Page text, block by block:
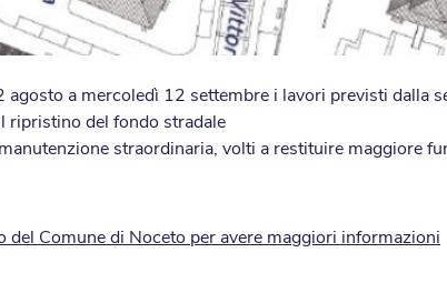
agosto a mercoledì 12 settembre i lavori previsti dalla
ripristino del fondo stradale
straordinaria, volti a restituire maggiore
del Comune di Noceto per avere maggiori informazioni